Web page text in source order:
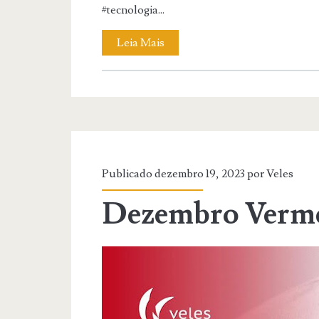
#tecnologia...
Leia Mais
Publicado dezembro 19, 2023 porVeles
Dezembro